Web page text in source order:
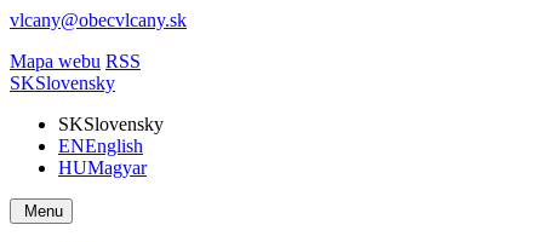
vlcany@obecvlcany.sk
Mapa webu RSS
SKSlovensky
SKSlovensky
ENEnglish
HUMagyar
Menu